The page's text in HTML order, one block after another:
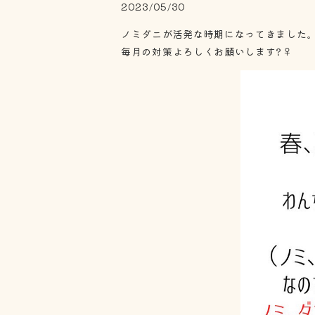
2023/05/30
ノミダニが活発な時期になってきました
毎月の対策よろしくお願いします?‍♀️